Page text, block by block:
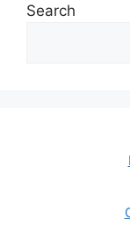
Search